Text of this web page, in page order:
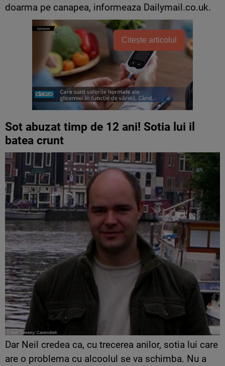
doarma pe canapea, informeaza Dailymail.co.uk.
Citește articolul
Sot abuzat timp de 12 ani! Sotia lui il
batea crunt
Dar Neil credea ca, cu trecerea anilor, sotia lui care
are o problema cu alcoolul se va schimba. Nu a